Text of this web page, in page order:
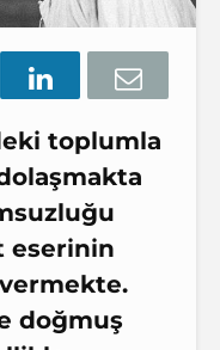
toplumla
eserinin
doğmuş